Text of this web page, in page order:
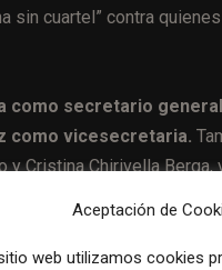
sin cuartel” contra
como secretario
como vicesecretaria.
Cristina Chirivella Berga,
Luis Menéndez Villalba y
Aceptación de
web utilizamos cookies